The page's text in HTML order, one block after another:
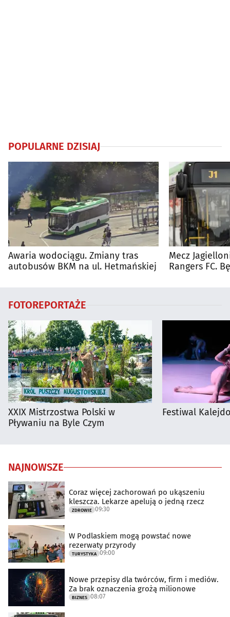
POPULARNE DZISIAJ
Awaria wodociągu. Zmiany tras
autobusów BKM na ul. Hetmańskiej
Mecz
Rangers FC.
FOTOREPORTAŻE
XXIX Mistrzostwa Polski w
Pływaniu na Byle Czym
Festiwal
NAJNOWSZE
Coraz więcej zachorowań po ukąszeniu
kleszcza. Lekarze apelują o jedną rzecz
ZDROWIE 09:30
W Podlaskiem mogą powstać nowe
rezerwaty przyrody
TURYSTYKA 09:00
Nowe przepisy dla twórców, firm i mediów.
Za brak oznaczenia grożą milionowe
BIZNES 08:07